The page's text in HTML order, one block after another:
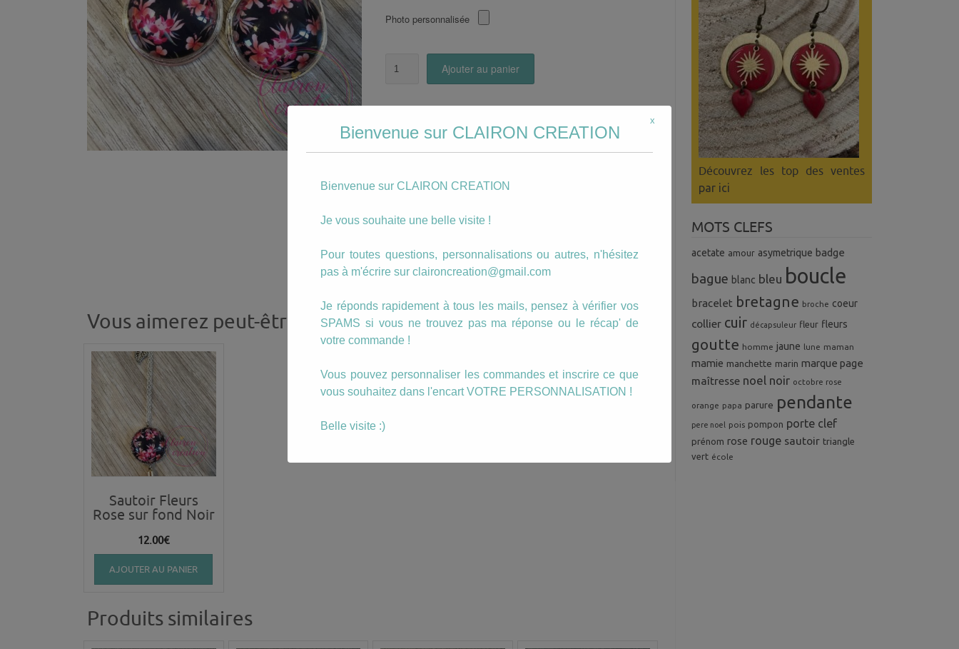
Photo personnalisée
Rose
fond
noir
Ajouter au panier
Catégorie :Triangles
boucle , fleur , liberty , pendante,rose
Description
La taille du motif est de 20mm de diamètre.
Ce MOTIF peut être inséré dans n’importe quel
type de bijoux ou dans un autre format de boucles.
Vous aimerez peut-être aussi…
Sautoir Fleurs
Rose sur fond Noir
12.00€
AJOUTER AU PANIER
Produits similaires
Découvrez les top des ventes
par ici
MOTS CLEFS
acetate amour asymetrique badge
bague blanc bleu boucle
bracelet bretagne broche coeur
collier cuir décapsuleur fleur fleurs
goutte homme jaune lune maman
mamie manchette marin marque page
maîtresse noel noir octobre rose
orange papa parure pendante
pere noel pois pompon porte clef
prénom rose rouge sautoir triangle
vert école
Bienvenue sur CLAIRON CREATION
Bienvenue sur CLAIRON CREATION
Je vous souhaite une belle visite !
Pour toutes questions, personnalisations ou autres, n'hésitez
pas à m'écrire sur claironcreation@gmail.com
Je réponds rapidement à tous les mails, pensez à vérifier vos
SPAMS si vous ne trouvez pas ma réponse ou le récap' de
votre commande !
Vous pouvez personnaliser les commandes et inscrire ce que
vous souhaitez dans l'encart VOTRE PERSONNALISATION !
Belle visite :)
x